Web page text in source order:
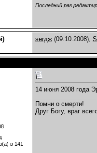
Последний раз
serдж (09.10.2008),
в 141
14 июня 2008 года
Помни о смерти!
Друг Богу, враг